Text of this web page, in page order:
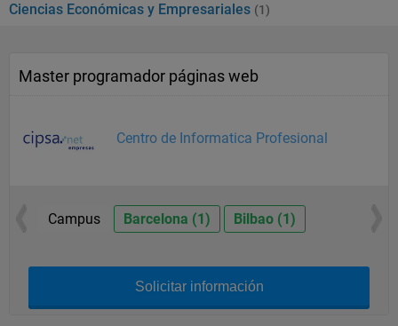
Ciencias Económicas y Empresariales (1)
Master programador páginas web
Centro de Informatica Profesional
Campus Barcelona (1) Bilbao (1)
Solicitar información